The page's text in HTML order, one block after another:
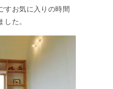
すお気に入りの時間
した。